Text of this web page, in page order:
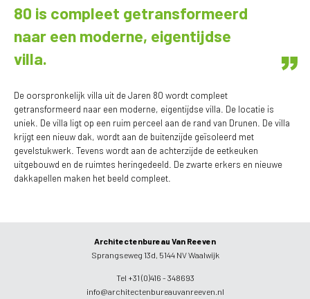
80 is compleet getransformeerd
naar een moderne, eigentijdse
villa.
De oorspronkelijk villa uit de Jaren 80 wordt compleet
getransformeerd naar een moderne, eigentijdse villa. De locatie is
uniek. De villa ligt op een ruim perceel aan de rand van Drunen. De villa
krijgt een nieuw dak, wordt aan de buitenzijde geïsoleerd met
gevelstukwerk. Tevens wordt aan de achterzijde de eetkeuken
uitgebouwd en de ruimtes heringedeeld. De zwarte erkers en nieuwe
dakkapellen maken het beeld compleet.
Architectenbureau Van Reeven
Sprangseweg 13d, 5144 NV Waalwijk
Tel +31 (0)416 - 348693
info@architectenbureauvanreeven.nl